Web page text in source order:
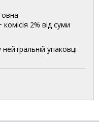
2% від суми
упаковці